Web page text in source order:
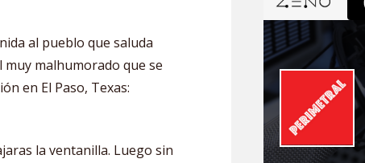
al pueblo que saluda
muy malhumorado que se
en El Paso, Texas:
la ventanilla. Luego sin